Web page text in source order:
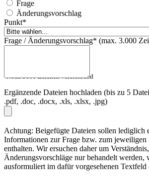
Frage
Änderungsvorschlag
Punkt*
Frage / Änderungsvorschlag* (max. 3.000
Noch 3000 Zeichen verbleibend
Ergänzende Dateien hochladen (bis zu 5
.pdf, .doc, .docx, .xls, .xlsx, .jpg)
Achtung: Beigefügte Dateien sollen lediglich
Informationen zur Frage bzw. zum
enthalten. Wir ersuchen daher um
Änderungsvorschläge nur behandelt werden,
ausformuliert im dafür vorgesehenen Textfeld